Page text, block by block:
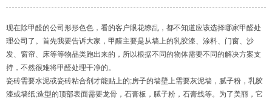
现在除甲醛的公司形形色色，看的客户眼花缭乱，都不知道应该选择哪家甲醛处
理公司了。首先我要告诉大家，甲醛主要是从墙上的乳胶漆、涂料、门窗、沙
发、窗帘、床等等物品类跑出来的，所以根据不同的物体需要不同的解决方案支
持，不然很难将甲醛处理干净的。
瓷砖需要水泥或瓷砖粘合剂才能贴上的;房子的墙壁上需要灰泥墙，腻子粉，乳胶
漆或墙纸;造型的顶部表面需要龙骨，石膏板，腻子粉，石膏线等。为了美丽，它